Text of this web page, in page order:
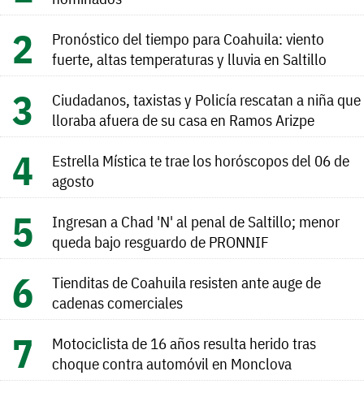
Pronóstico del tiempo para Coahuila: viento
fuerte, altas temperaturas y lluvia en Saltillo
Ciudadanos, taxistas y Policía rescatan a niña que
lloraba afuera de su casa en Ramos Arizpe
Estrella Mística te trae los horóscopos del 06 de
agosto
Ingresan a Chad 'N' al penal de Saltillo; menor
queda bajo resguardo de PRONNIF
Tienditas de Coahuila resisten ante auge de
cadenas comerciales
Motociclista de 16 años resulta herido tras
choque contra automóvil en Monclova